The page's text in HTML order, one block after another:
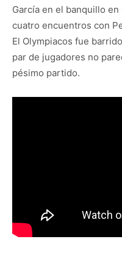
García en el banquillo
cuatro encuentros con
El Olympiacos fue
par de jugadores no
pésimo partido.